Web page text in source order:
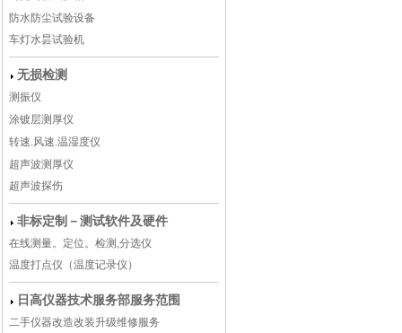
防水防尘试验设备
车灯水昙试验机
无损检测
测振仪
涂镀层测厚仪
转速.风速.温湿度仪
超声波测厚仪
超声波探伤
非标定制－测试软件及硬件
在线测量。定位。检测,分选仪
温度打点仪（温度记录仪）
日高仪器技术服务部服务范围
二手仪器改造改装升级维修服务